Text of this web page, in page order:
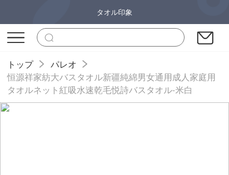
タオル印象
トップ
パレオ
恒源祥家紡大バスタオル新疆純綿男女通用成人家庭用
タオルネット紅吸水速乾毛悦詩バスタオル-米白